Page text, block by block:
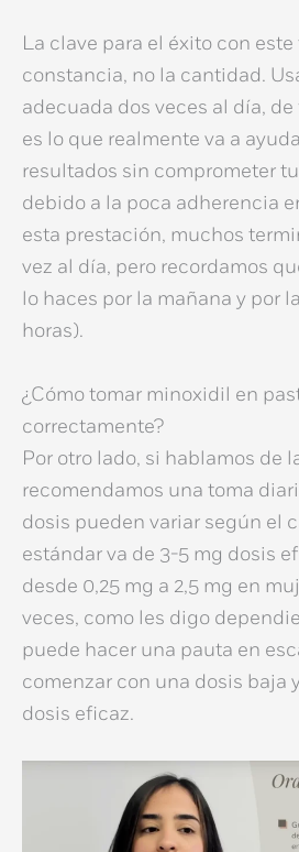
La clave para el éxito con
constancia, no la cantidad.
adecuada dos veces al día,
es lo que realmente va a
resultados sin comprometer
debido a la poca adherencia
esta prestación, muchos
vez al día, pero recordamos
lo haces por la mañana y por
horas).
¿Cómo tomar minoxidil en
correctamente?
Por otro lado, si hablamos de
recomendamos una toma
dosis pueden variar según el
estándar va de 3-5 mg dosis
desde 0,25 mg a 2,5 mg en
veces, como les digo
puede hacer una pauta en
comenzar con una dosis baja
dosis eficaz.